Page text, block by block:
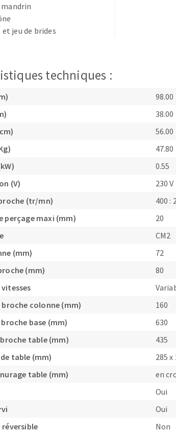
mandrin
et jeu de brides
techniques :
98.00
38.00
56.00
47.80
0.55
(V)
230
(tr/mn)
400 :
perçage maxi (mm)
20
CM2
(mm)
72
(mm)
80
colonne (mm)
160
base (mm)
630
table (mm)
435
table (mm)
285 x
table (mm)
en
Oui
Oui
Non